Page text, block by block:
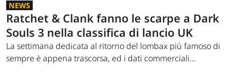
NEWS
Ratchet & Clank fanno le scarpe a Dark
Souls 3 nella classifica di lancio UK
La settimana dedicata al ritorno del lombax più famoso di
sempre è appena trascorsa, ed i dati commerciali...